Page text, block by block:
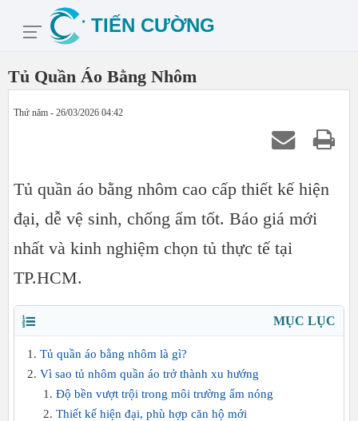
Tủ Quần Áo Bằng Nhôm
Thứ năm - 26/03/2026 04:42
Tủ quần áo bằng nhôm cao cấp thiết kế hiện
đại, dễ vệ sinh, chống ẩm tốt. Báo giá mới
nhất và kinh nghiệm chọn tủ thực tế tại
TP.HCM.
MỤC LỤC
Tủ quần áo bằng nhôm là gì?
Vì sao tủ nhôm quần áo trở thành xu hướng
Độ bền vượt trội trong môi trường ẩm nóng
Thiết kế hiện đại, phù hợp căn hộ mới